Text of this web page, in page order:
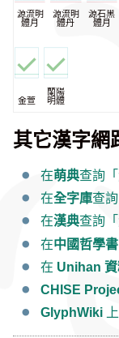
源流明
體月
源流明
體丹
源石黑
體月
金萱
蘭陽
明體
其它漢字網
在萌典查詢
在全字庫查
在漢典查詢
在中國哲學
在 Unihan
CHISE
GlyphWiki